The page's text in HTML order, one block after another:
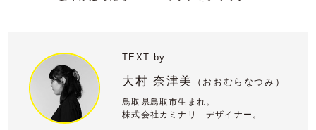
TEXT by
大村 奈津美 （ おおむらなつみ）
鳥取県鳥取市生まれ。
株式会社カミナリ デザイナー。